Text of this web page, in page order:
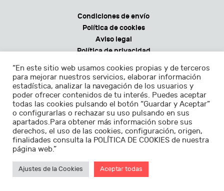
Condiciones de envío
Política de cookies
Aviso legal
Política de privacidad
Horarios:
Lunes - sábados de 9.30 a 22.30h
Domingos de 11.00 a 22.30h
“En este sitio web usamos cookies propias y de terceros
para mejorar nuestros servicios, elaborar información
estadística, analizar la navegación de los usuarios y
poder ofrecer contenidos de tu interés. Puedes aceptar
todas las cookies pulsando el botón “Guardar y Aceptar”
o configurarlas o rechazar su uso pulsando en sus
apartados.Para obtener más información sobre sus
derechos, el uso de las cookies, configuración, origen,
finalidades consulta la POLÍTICA DE COOKIES de nuestra
página web.”
Ajustes de la Cookies Aceptar todas